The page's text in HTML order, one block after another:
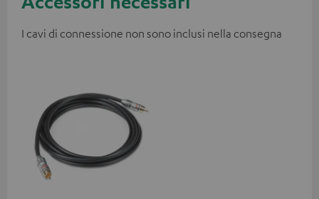
I cavi di connessione non sono inclusi nella consegna